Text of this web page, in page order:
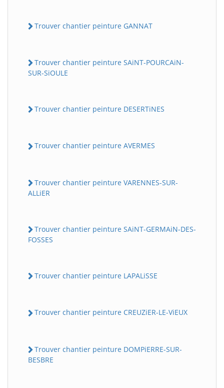
Trouver chantier peinture GANNAT
Trouver chantier peinture SAiNT-POURCAiN-
SUR-SiOULE
Trouver chantier peinture DESERTiNES
Trouver chantier peinture AVERMES
Trouver chantier peinture VARENNES-SUR-
ALLiER
Trouver chantier peinture SAiNT-GERMAiN-DES-
FOSSES
Trouver chantier peinture LAPALiSSE
Trouver chantier peinture CREUZiER-LE-ViEUX
Trouver chantier peinture DOMPiERRE-SUR-
BESBRE